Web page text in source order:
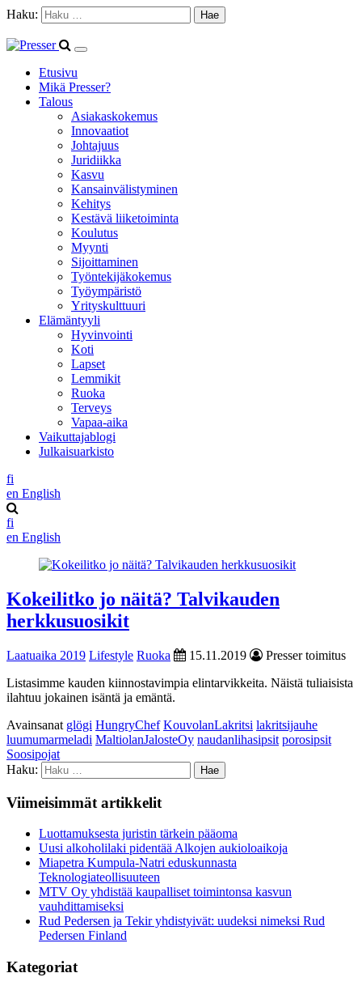
Haku:
Etusivu
Mikä Presser?
Talous
Asiakaskokemus
Innovaatiot
Johtajuus
Juridiikka
Kasvu
Kansainvälistyminen
Kehitys
Kestävä liiketoiminta
Koulutus
Myynti
Sijoittaminen
Työntekijäkokemus
Työympäristö
Yrityskulttuuri
Elämäntyyli
Hyvinvointi
Koti
Lapset
Lemmikit
Ruoka
Terveys
Vapaa-aika
Vaikuttajablogi
Julkaisuarkisto
fi
en English
fi
en English
Kokeilitko jo näitä? Talvikauden
herkkusuosikit
Laatuaika 2019 Lifestyle Ruoka 15.11.2019
Presser toimitus
Listasimme kauden kiinnostavimpia elintarvikkeita. Näistä tuliaisista
ilahtuu jokainen isäntä ja emäntä.
Avainsanat glögi HungryChef KouvolanLakritsi lakritsijauhe
luumumarmeladi MaltiolanJalosteOy naudanlihasipsit porosipsit
Soosipojat
Haku:
Viimeisimmät artikkelit
Luottamuksesta juristin tärkein pääoma
Uusi alkoholilaki pidentää Alkojen aukioloaikoja
Miapetra Kumpula-Natri eduskunnasta
Teknologiateollisuuteen
MTV Oy yhdistää kaupalliset toimintonsa kasvun
vauhdittamiseksi
Rud Pedersen ja Tekir yhdistyivät: uudeksi nimeksi Rud
Pedersen Finland
Kategoriat